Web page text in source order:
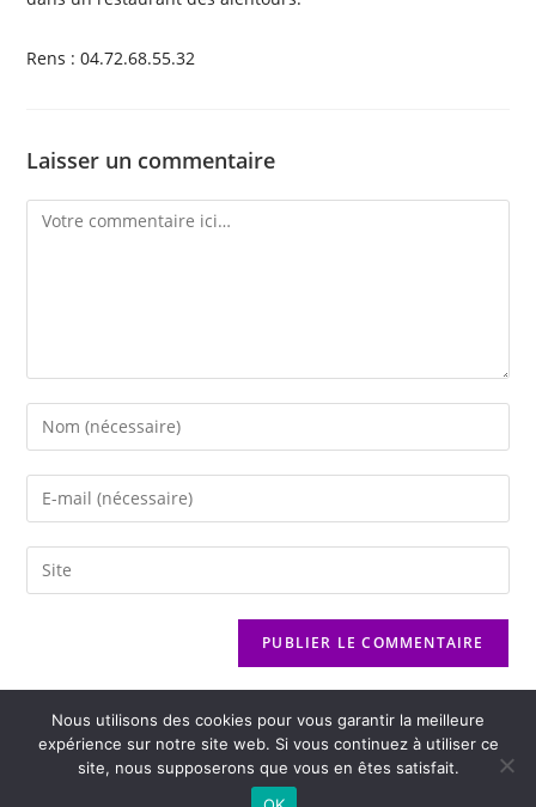
Rens : 04.72.68.55.32
Laisser un commentaire
2026 - Variance FM - Mentions légales - Politique de confidentialité -
Nous utilisons des cookies pour vous garantir la meilleure
expérience sur notre site web. Si vous continuez à utiliser ce
site, nous supposerons que vous en êtes satisfait.